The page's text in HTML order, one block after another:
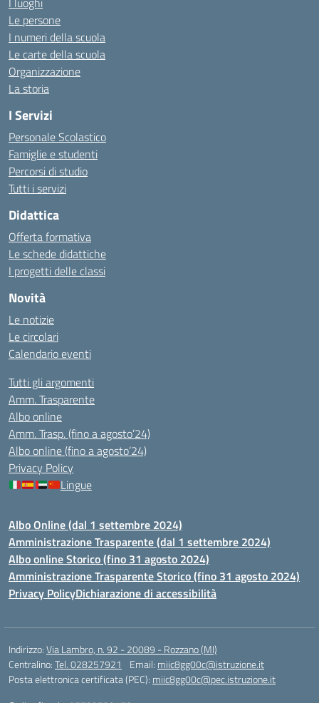
Le persone
I numeri della scuola
Le carte della scuola
Organizzazione
La storia
I Servizi
Personale Scolastico
Famiglie e studenti
Percorsi di studio
Tutti i servizi
Didattica
Offerta formativa
Le schede didattiche
I progetti delle classi
Novità
Le notizie
Le circolari
Calendario eventi
Tutti gli argomenti
Amm. Trasparente
Albo online
Amm. Trasp. (fino a agosto’24)
Albo online (fino a agosto’24)
Privacy Policy
Lingue
Albo Online (dal 1 settembre 2024)
Amministrazione Trasparente (dal 1 settembre 2024)
Albo online Storico (fino 31 agosto 2024)
Amministrazione Trasparente Storico (fino 31 agosto 2024)
Privacy PolicyDichiarazione di accessibilità
Indirizzo:Via Lambro, n. 92 - 20089 - Rozzano (MI)
Centralino:Tel. 028257921 Email: miic8gg00c@istruzione.it
Posta elettronica certificata (PEC): miic8gg00c@pec.istruzione.it